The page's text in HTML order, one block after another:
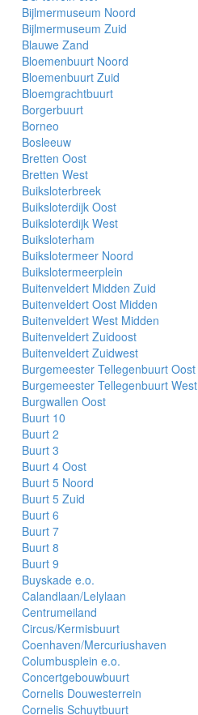
Bijlmermuseum Noord
Bijlmermuseum Zuid
Blauwe Zand
Bloemenbuurt Noord
Bloemenbuurt Zuid
Bloemgrachtbuurt
Borgerbuurt
Borneo
Bosleeuw
Bretten Oost
Bretten West
Buiksloterbreek
Buiksloterdijk Oost
Buiksloterdijk West
Buiksloterham
Buikslotermeer Noord
Buikslotermeerplein
Buitenveldert Midden Zuid
Buitenveldert Oost Midden
Buitenveldert West Midden
Buitenveldert Zuidoost
Buitenveldert Zuidwest
Burgemeester Tellegenbuurt Oost
Burgemeester Tellegenbuurt West
Burgwallen Oost
Buurt 10
Buurt 2
Buurt 3
Buurt 4 Oost
Buurt 5 Noord
Buurt 5 Zuid
Buurt 6
Buurt 7
Buurt 8
Buurt 9
Buyskade e.o.
Calandlaan/Lelylaan
Centrumeiland
Circus/Kermisbuurt
Coenhaven/Mercuriushaven
Columbusplein e.o.
Concertgebouwbuurt
Cornelis Douwesterrein
Cornelis Schuytbuurt